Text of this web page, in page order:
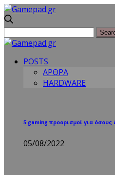
POSTS
ΑΡΘΡΑ
HARDWARE
5 gaming προορισμοί για
05/08/2022